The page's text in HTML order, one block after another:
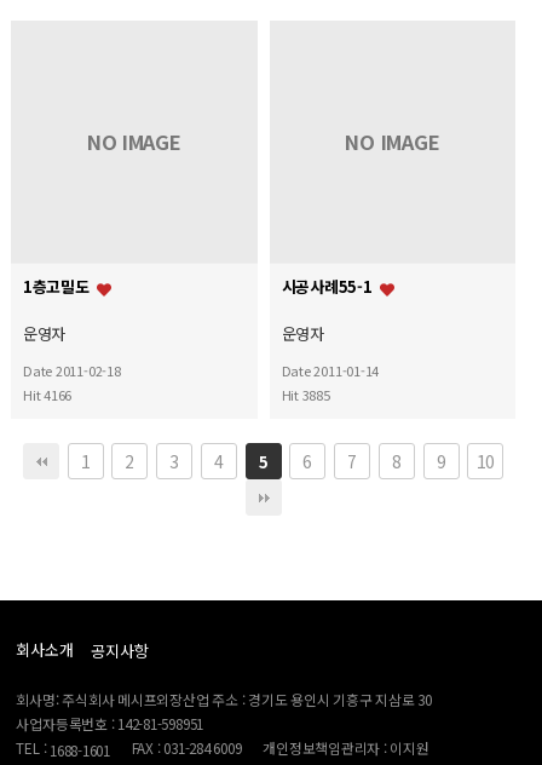
NO IMAGE
1층고밀도
운영자
Date 2011-02-18
Hit 4166
NO IMAGE
시공사례55-1
운영자
Date 2011-01-14
Hit 3885
1 2 3 4 5 6 7 8 9 10
회사소개 공지사항
회사명: 주식회사 메시프외장산업 주소 : 경기도 용인시 기흥구 지삼로 30
사업자등록번호 : 142-81-598951
TEL :1688-1601 FAX : 031-284 6009
개인정보책임관리자 : 이지원